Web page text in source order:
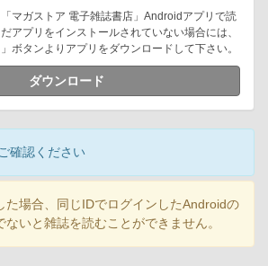
マガストア 電子雑誌書店」Androidアプリで読
アプリをインストールされていない場合には、
ボタンよりアプリをダウンロードして下さい。
ダウンロード
確認ください
場合、同じIDでログインしたAndroidの
いと雑誌を読むことができません。